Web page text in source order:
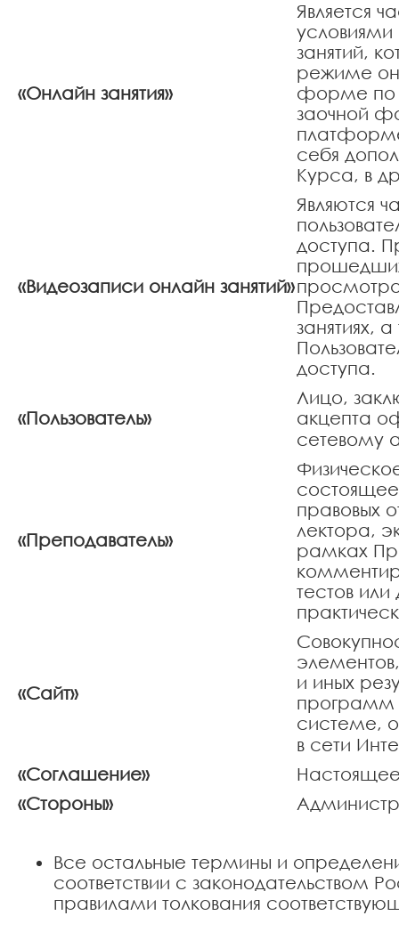
«Онлайн занятия»
Является
условиями
занятий,
режиме
форме по
заочной
платформе
себя
Курса, в
«Видеозаписи онлайн занятий»
Являются
доступа.
занятиях,
доступа.
«Пользователь»
Лицо,
акцепта
сетевому
«Преподаватель»
правовых
лектора,
рамках
тестов
«Сайт»
и иных
программ
системе,
в сети
«Соглашение»
«Стороны»
Все остальные термины и
соответствии с
правилами толкования